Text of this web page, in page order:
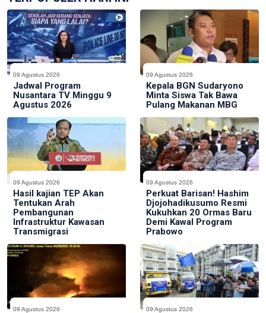
09 Agustus 2026
Jadwal Program
Nusantara TV Minggu 9
Agustus 2026
09 Agustus 2026
Kepala BGN Sudaryono
Minta Siswa Tak Bawa
Pulang Makanan MBG
09 Agustus 2026
Hasil kajian TEP Akan
Tentukan Arah
Pembangunan
Infrastruktur Kawasan
Transmigrasi
09 Agustus 2026
Perkuat Barisan! Hashim
Djojohadikusumo Resmi
Kukuhkan 20 Ormas Baru
Demi Kawal Program
Prabowo
09 Agustus 2026 09 Agustus 2026